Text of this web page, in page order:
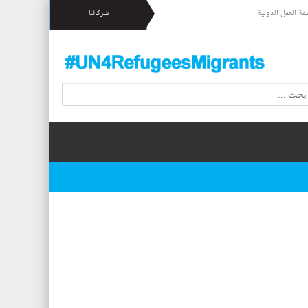
العمل الدولية شركائنا